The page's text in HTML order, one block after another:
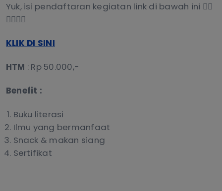
Yuk, isi pendaftaran kegiatan link di bawah ini 👇🏻
👇🏻👇🏻
KLIK DI SINI
HTM : Rp 50.000,-
Benefit :
Buku literasi
Ilmu yang bermanfaat
Snack & makan siang
Sertifikat